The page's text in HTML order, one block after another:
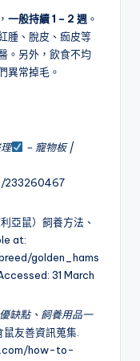
一般持續 1 – 2 週 。
腫、脫皮、痂皮等
。另外，飲食不均
異常掉毛。
– 寵物板 |
亞鼠）飼養方法、
at:
golden_hams
31 March
缺點、飼養用品一
友善資訊蒐集.
how-to-